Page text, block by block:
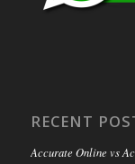
RECENT
Accurate Online vs